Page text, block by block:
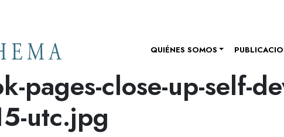
Pasar
en la sangre. Navegación
QUIÉNES SOMOS
pages-close-up-self-
utc.jpg